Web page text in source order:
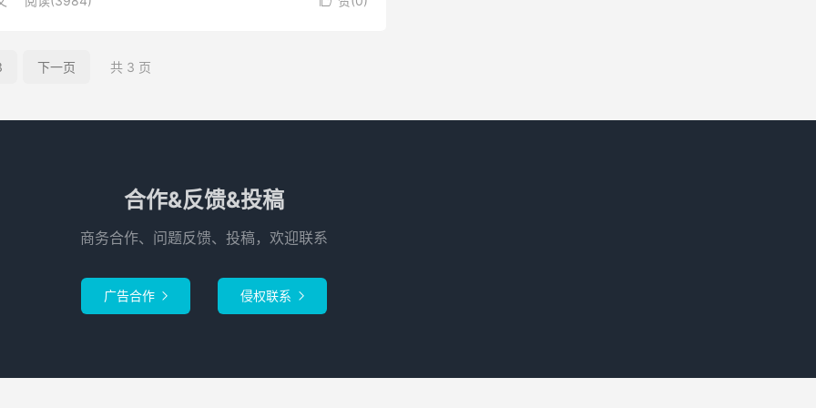
下一页 共 3 页
合作&反馈&投稿
商务合作、问题反馈、投稿，欢迎联系
广告合作  侵权联系 